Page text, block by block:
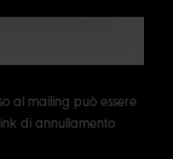
al mailing può essere
di annullamento